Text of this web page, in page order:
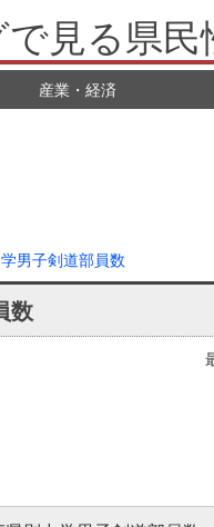
見る県民
産業・経済
男子剣道部員数
数